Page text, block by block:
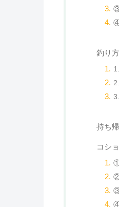
③
④
釣り
持ち
コシ
①
②
③
④